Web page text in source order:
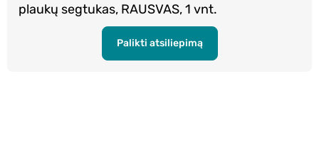
plaukų segtukas, RAUSVAS, 1 vnt.
Palikti atsiliepimą